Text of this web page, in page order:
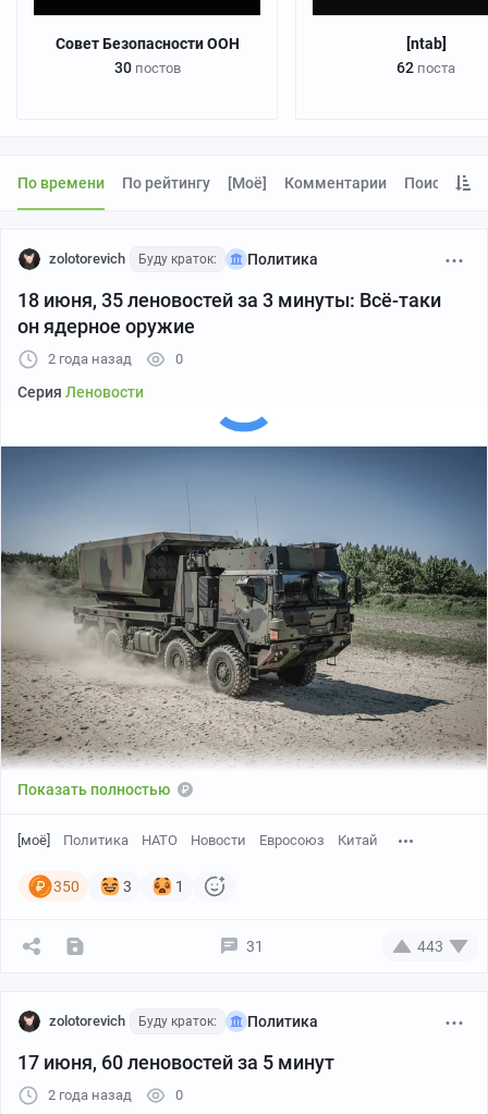
Совет Безопасности ООН
30постов
[ntab]
62 поста
По времени По рейтингу [моё] Комментарии Поиск
zolotorevich Буду краток: Политика
18 июня, 35 леновостей за 3 минуты: Всё-таки
он ядерное оружие
2 года назад 0
Серия Леновости
Показать полностью
[моё] Политика НАТО Новости Евросоюз Китай
350 3 1
31 443
zolotorevich Буду краток: Политика
17 июня, 60 леновостей за 5 минут
2 года назад 0